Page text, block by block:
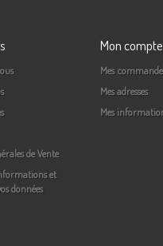
de Vente
et
données
Mon compte
Mes
Mes adresses
Mes